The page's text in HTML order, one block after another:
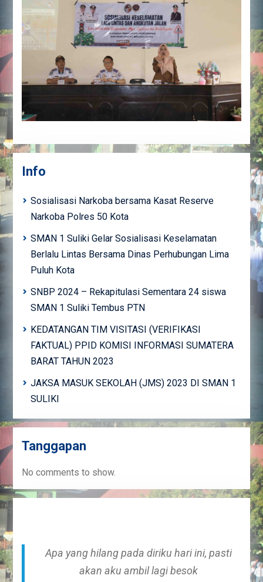
Info
Sosialisasi Narkoba bersama Kasat Reserve
Narkoba Polres 50 Kota
SMAN 1 Suliki Gelar Sosialisasi Keselamatan
Berlalu Lintas Bersama Dinas Perhubungan Lima
Puluh Kota
SNBP 2024 – Rekapitulasi Sementara 24 siswa
SMAN 1 Suliki Tembus PTN
KEDATANGAN TIM VISITASI (VERIFIKASI
FAKTUAL) PPID KOMISI INFORMASI SUMATERA
BARAT TAHUN 2023
JAKSA MASUK SEKOLAH (JMS) 2023 DI SMAN 1
SULIKI
Tanggapan
No comments to show.
Apa yang hilang pada diriku hari ini, pasti
akan aku ambil lagi besok